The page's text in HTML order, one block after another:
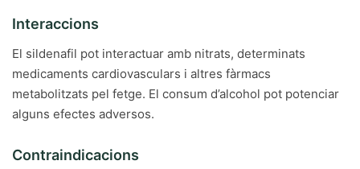
Interaccions
El sildenafil pot interactuar amb nitrats, determinats
medicaments cardiovasculars i altres fàrmacs
metabolitzats pel fetge. El consum d’alcohol pot potenciar
alguns efectes adversos.
Contraindicacions